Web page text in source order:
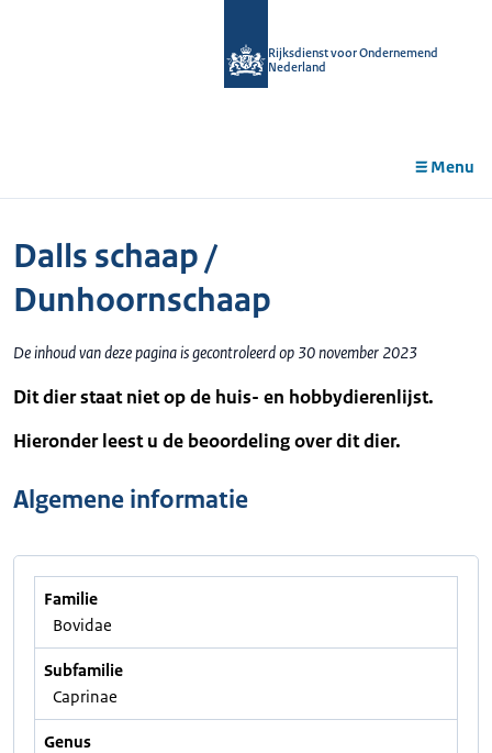
Rijksdienst voor Ondernemend
Nederland
Menu
Dalls schaap /
Dunhoornschaap
De inhoud van deze pagina is gecontroleerd op 30 november 2023
Dit dier staat niet op de huis- en hobbydierenlijst.
Hieronder leest u de beoordeling over dit dier.
Algemene informatie
Familie
Bovidae
Subfamilie
Caprinae
Genus